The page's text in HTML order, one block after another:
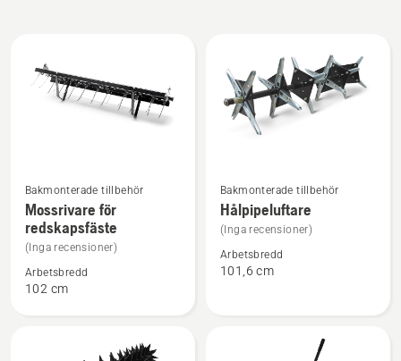
produkter
Se
mer
information
om
Mossrivare
för
Bakmonterade tillbehör
Mossrivare för
redskapsfäste
(Inga recensioner)
Arbetsbredd
102 cm
Se
mer
information
om
Hålpipeluftare
Bakmonterade tillbehör
Hålpipeluftare
(Inga recensioner)
Arbetsbredd
101,6 cm